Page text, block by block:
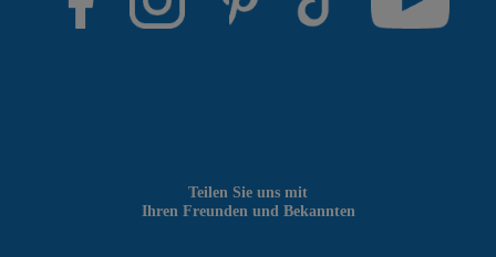
Teilen Sie uns mit
Ihren Freunden und Bekannten